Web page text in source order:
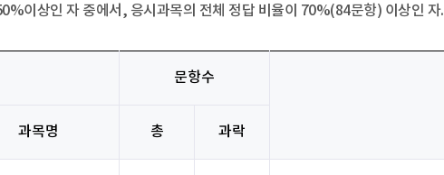
이상인 자 중에서, 응시과목의 전체 정답 비율이 70%(84문항) 이상인
문항수
과목명 총 과락